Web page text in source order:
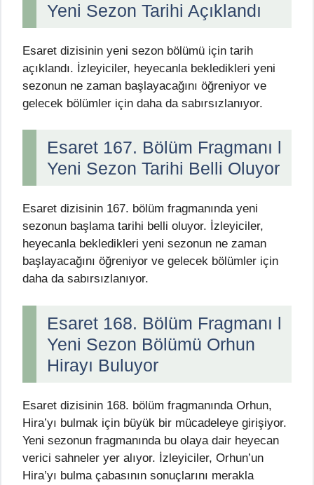
Yeni Sezon Tarihi Açıklandı
Esaret dizisinin yeni sezon bölümü için tarih
açıklandı. İzleyiciler, heyecanla bekledikleri yeni
sezonun ne zaman başlayacağını öğreniyor ve
gelecek bölümler için daha da sabırsızlanıyor.
Esaret 167. Bölüm Fragmanı l
Yeni Sezon Tarihi Belli Oluyor
Esaret dizisinin 167. bölüm fragmanında yeni
sezonun başlama tarihi belli oluyor. İzleyiciler,
heyecanla bekledikleri yeni sezonun ne zaman
başlayacağını öğreniyor ve gelecek bölümler için
daha da sabırsızlanıyor.
Esaret 168. Bölüm Fragmanı l
Yeni Sezon Bölümü Orhun
Hirayı Buluyor
Esaret dizisinin 168. bölüm fragmanında Orhun,
Hira’yı bulmak için büyük bir mücadeleye girişiyor.
Yeni sezonun fragmanında bu olaya dair heyecan
verici sahneler yer alıyor. İzleyiciler, Orhun’un
Hira’yı bulma çabasının sonuçlarını merakla